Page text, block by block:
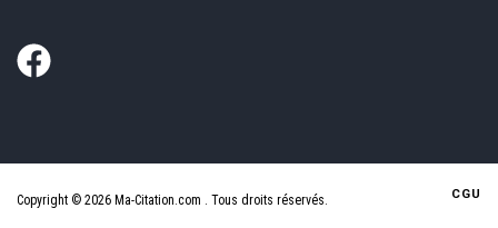
Copyright © 2026 Ma-Citation.com . Tous droits réservés. CGU